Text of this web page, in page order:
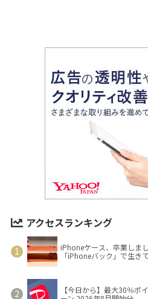
アクセスランキング
iPhoneケース、卒業しま
「iPhoneバック」で生き
【今日から】最大30％ポ